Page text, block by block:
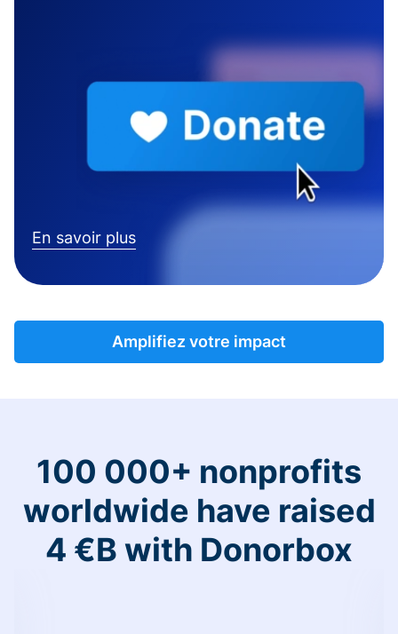
En savoir plus
Amplifiez votre impact
100 000+ nonprofits
worldwide have raised
4 €B with Donorbox